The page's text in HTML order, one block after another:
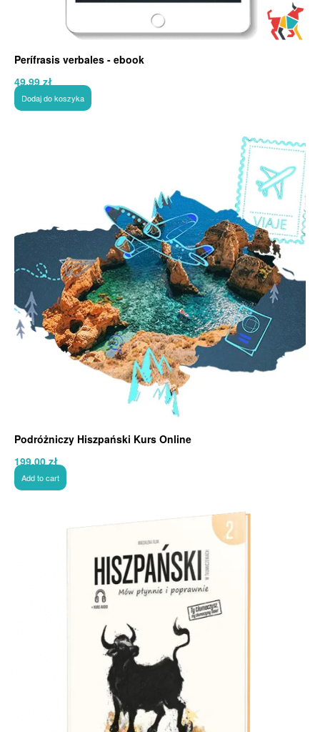
Perífrasis verbales - ebook
49,99zł
Dodaj do koszyka
Podróżniczy Hiszpański Kurs Online
199,00zł
Add to cart